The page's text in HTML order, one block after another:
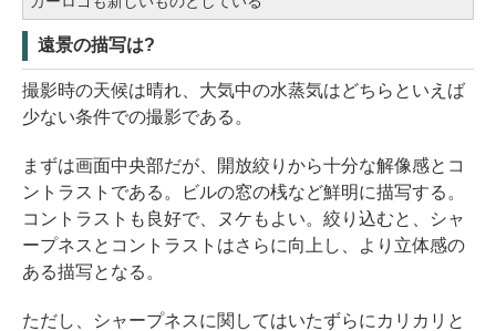
遠景の描写は?
撮影時の天候は晴れ、大気中の水蒸気はどちらといえば
少ない条件での撮影である。
まずは画面中央部だが、開放絞りから十分な解像感とコ
ントラストである。ビルの窓の桟など鮮明に描写する。
コントラストも良好で、ヌケもよい。絞り込むと、シャ
ープネスとコントラストはさらに向上し、より立体感の
ある描写となる。
ただし、シャープネスに関してはいたずらにカリカリと